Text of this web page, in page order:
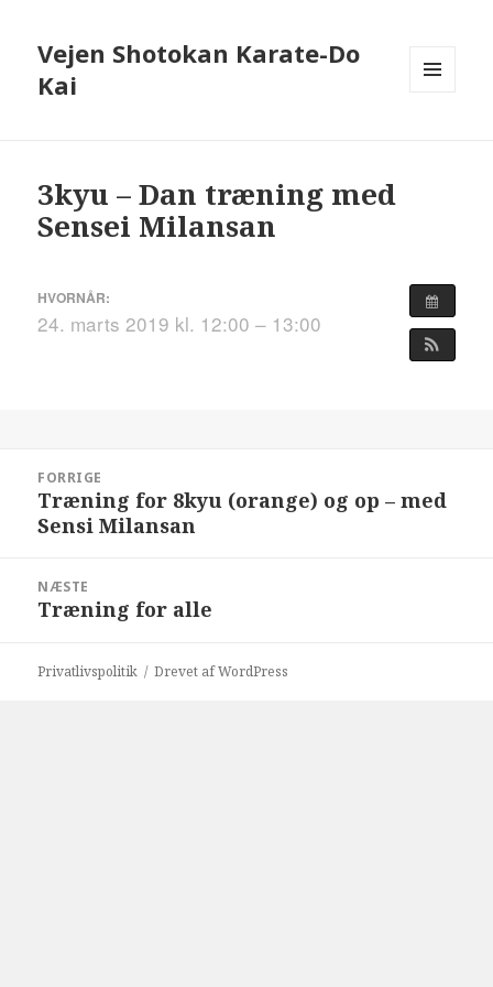
Vejen Shotokan Karate-Do
Kai
3kyu – Dan træning med
Sensei Milansan
HVORNÅR:
24. marts 2019 kl. 12:00 – 13:00
FORRIGE
Forrige
indlæg:
Træning for 8kyu (orange) og op – med
Sensi Milansan
NÆSTE
Næste
Træning for alle
Privatlivspolitik Drevet af WordPress